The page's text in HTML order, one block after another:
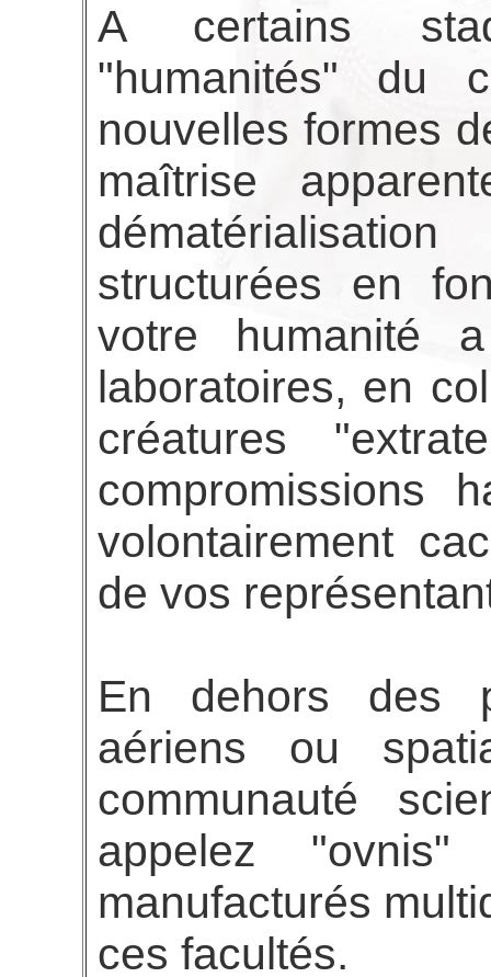
A certains
"humanités" du
nouvelles formes
maîtrise
structurées en
votre humanité
laboratoires, en
créatures
compromissions
volontairement
de vos
En dehors des
aériens ou
communauté
appelez
manufacturés
ces facultés.